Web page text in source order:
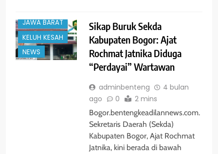
JAWA BARAT
KELUH KESAH
NEWS
Sikap Buruk Sekda
Kabupaten Bogor: Ajat
Rochmat Jatnika Diduga
“Perdayai” Wartawan
adminbenteng
4 bulan
ago
0 2 mins
Bogor.bentengkeadilannews.com.
Sekretaris Daerah (Sekda)
Kabupaten Bogor, Ajat Rochmat
Jatnika, kini berada di bawah